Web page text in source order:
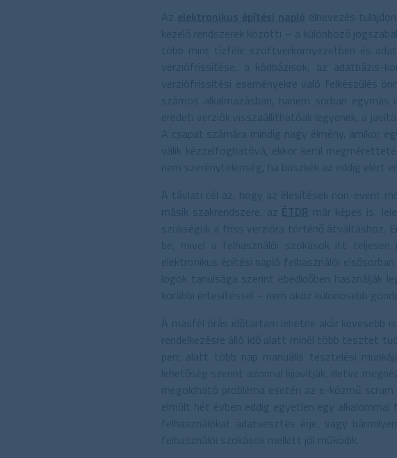
Az elektronikus építési napló elnevezés
kezelő rendszerek közötti – a különböző
több mint tízféle szoftverkörnyezetben és
verziófrissítése, a kódbázisok, az adatbázis-
verziófrissítési eseményekre való felkészülés
számos alkalmazásban, hanem sorban
eredeti verziók visszaállíthatóak legyenek, a
A csapat számára mindig nagy élmény, amikor
válik kézzelfoghatóvá, ekkor kerül
nem szerénytelenség, ha büszkék az eddig elért
A távlati cél az, hogy az élesítések non-event
másik szakrendszere, az ÉTDR már képes is.
szükségük a friss verzióra történő átváltáshoz.
be, mivel a felhasználói szokások itt
elektronikus építési napló felhasználói
logok tanulsága szerint ebédidőben használják
korábbi értesítéssel – nem okoz különösebb
A másfél órás időtartam lehetne akár kevesebb
rendelkezésre álló idő alatt minél több tesztet
perc alatt több nap manuális tesztelési
lehetőség szerint azonnal kijavítják, illetve
megoldható probléma esetén az e-közmű
elmúlt hét évben eddig egyetlen egy
felhasználókat adatvesztés érje, vagy
felhasználói szokások mellett jól működik.